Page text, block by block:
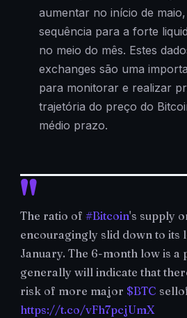
aumentar no início de
sequência para a forte
no meio do mês. Estes
exchanges são uma
para monitorar e realizar
trajetória do preço do
médio prazo.
The ratio of#Bitcoin's supply
encouragingly slid down to its
January. The 6-month low is a
generally will indicate that
risk of more major $BTC
https://t.co/vFh7pcjUmX